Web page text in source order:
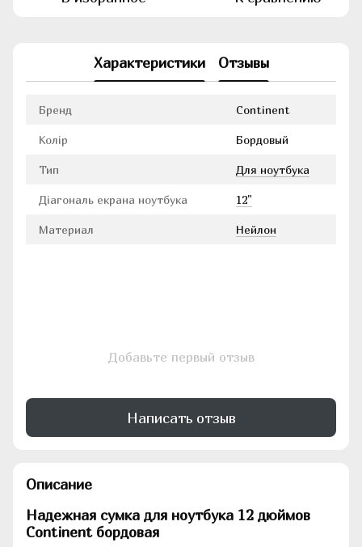
Характеристики Отзывы
Бренд Continent
Колір Бордовый
Тип Для ноутбука
Діагональ екрана ноутбука 12"
Материал Нейлон
Добавьте первый отзыв
Написать отзыв
Описание
Надежная сумка для ноутбука 12 дюймов
Continent бордовая